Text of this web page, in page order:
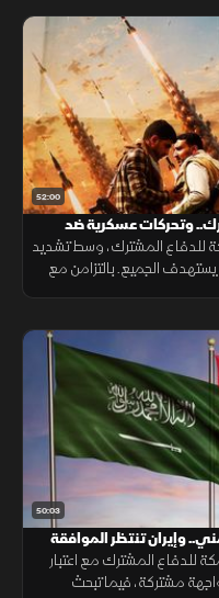
52:00
وتحركات عسكرية ضد
للدفاع المشترك، وسط تشديد
الجميع. بالتزامن مع
50:03
وإيران تنتظر الموافقة
للدفاع المشترك مع اعتبار
مشتركة، فيما تبحث